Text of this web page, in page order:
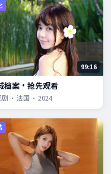
99:16
档案·抢先观看
剧 · 法国 · 2024